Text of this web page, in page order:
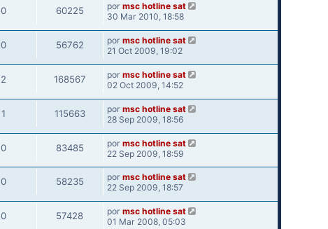
0 60225 por msc hotline sat
30 Mar 2010, 18:58
0 56762 por msc hotline sat
21 Oct 2009, 19:02
2 168567 por msc hotline sat
02 Oct 2009, 14:52
1 115663 por msc hotline sat
28 Sep 2009, 18:56
0 83485 por msc hotline sat
22 Sep 2009, 18:59
0 58235 por msc hotline sat
22 Sep 2009, 18:57
0 57428 por msc hotline sat
01 Mar 2008, 05:03